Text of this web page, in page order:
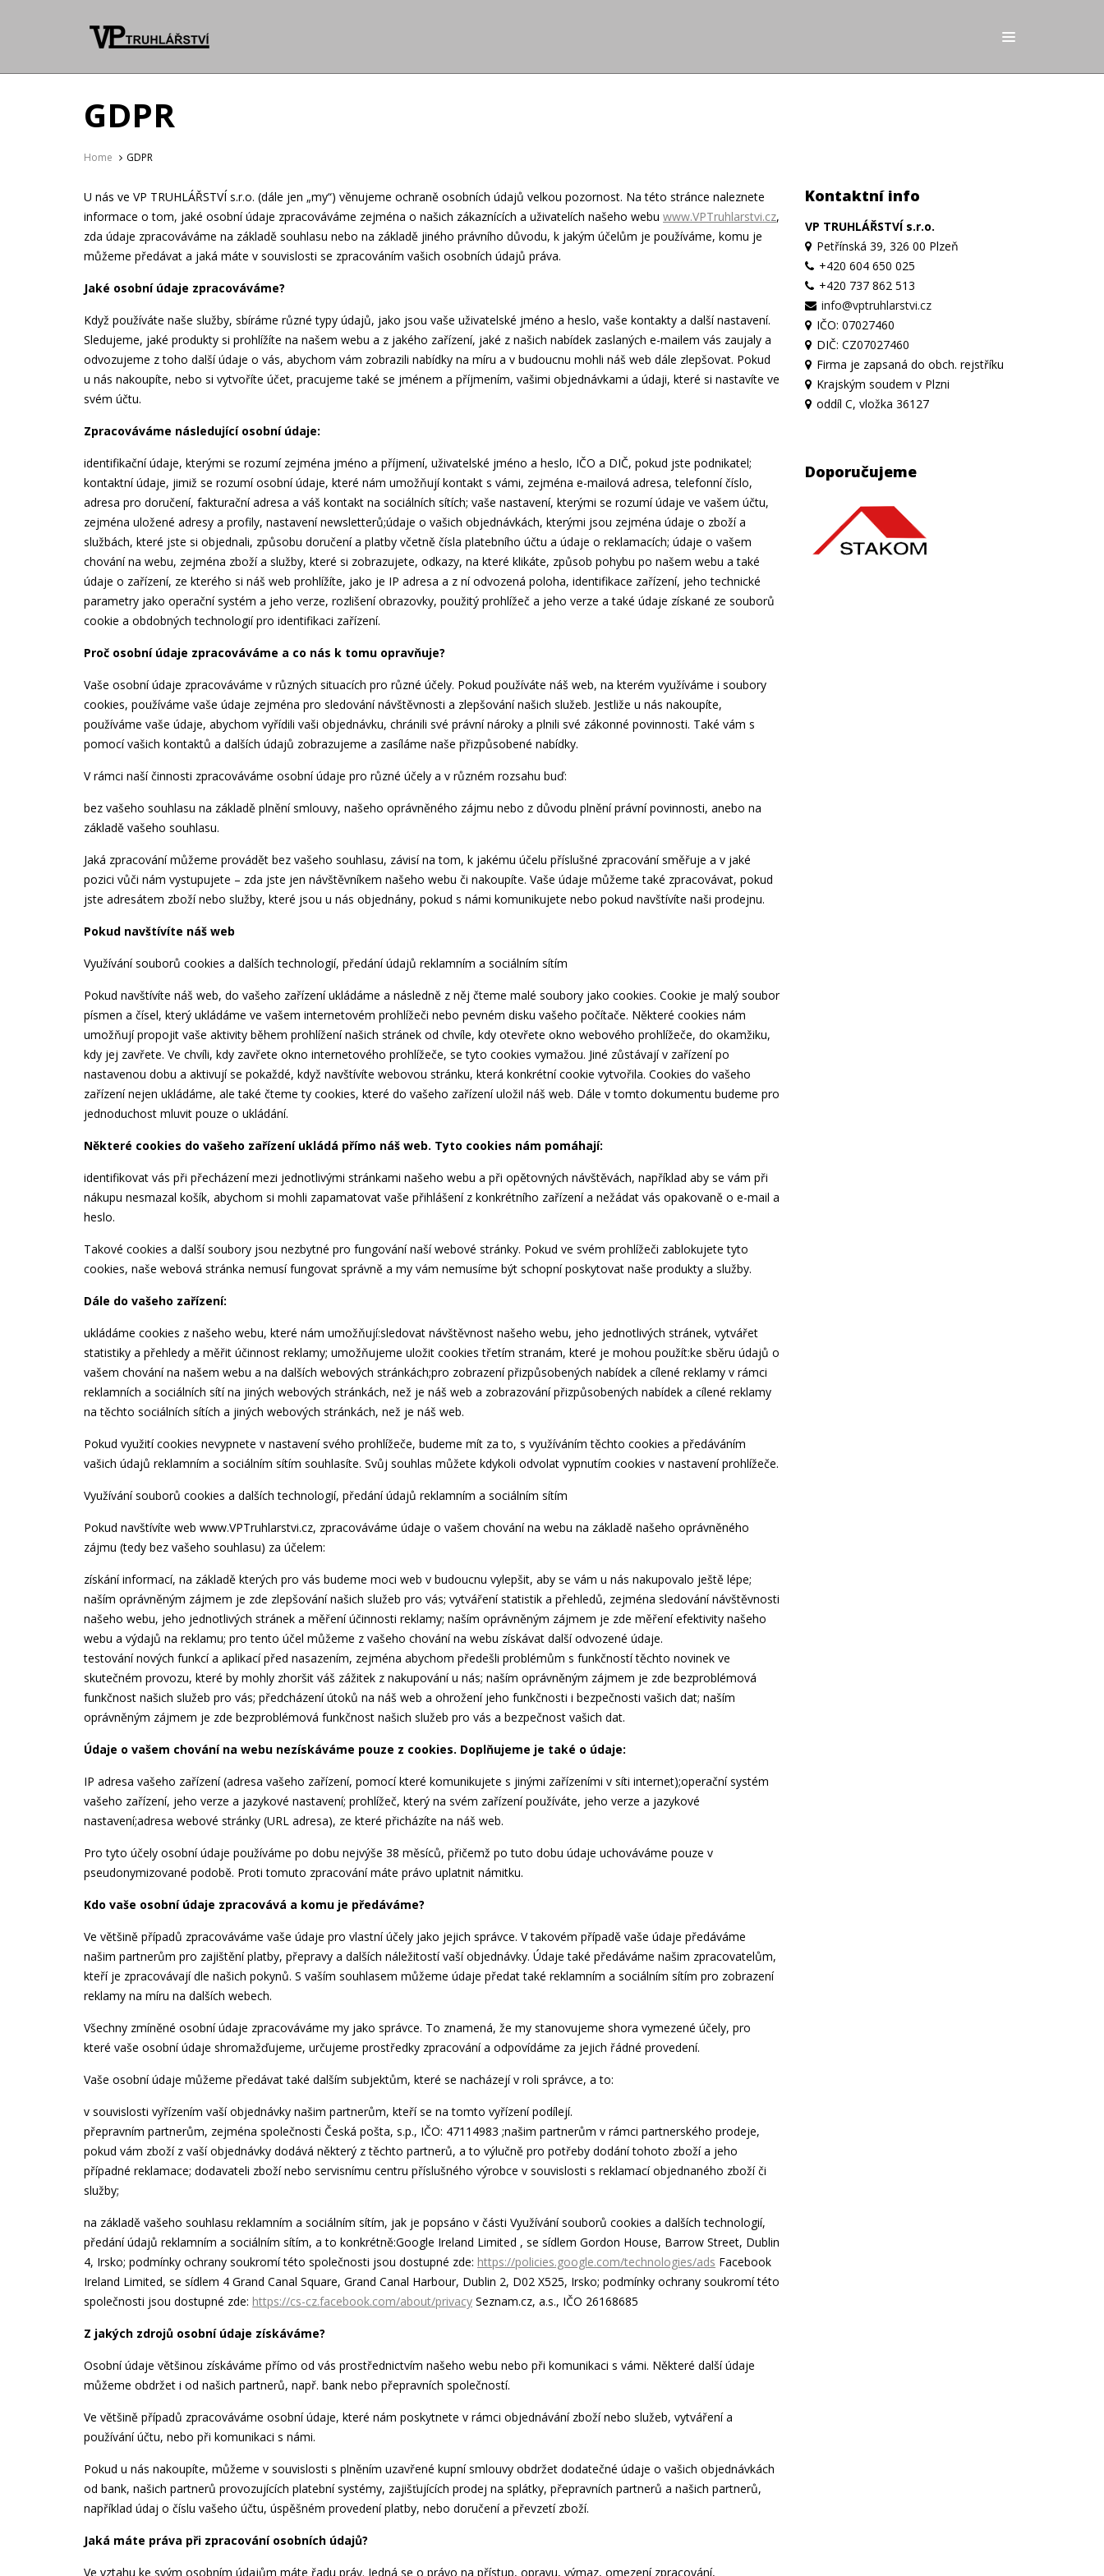
GDPR
Home GDPR
U nás ve VP TRUHLÁŘSTVÍ s.r.o. (dále jen „my“) věnujeme ochraně osobních údajů velkou pozornost. Na této stránce naleznete
informace o tom, jaké osobní údaje zpracováváme zejména o našich zákaznících a uživatelích našeho webu www.VPTruhlarstvi.cz,
zda údaje zpracováváme na základě souhlasu nebo na základě jiného právního důvodu, k jakým účelům je používáme, komu je
můžeme předávat a jaká máte v souvislosti se zpracováním vašich osobních údajů práva.
Jaké osobní údaje zpracováváme?
Když používáte naše služby, sbíráme různé typy údajů, jako jsou vaše uživatelské jméno a heslo, vaše kontakty a další nastavení.
Sledujeme, jaké produkty si prohlížíte na našem webu a z jakého zařízení, jaké z našich nabídek zaslaných e-mailem vás zaujaly a
odvozujeme z toho další údaje o vás, abychom vám zobrazili nabídky na míru a v budoucnu mohli náš web dále zlepšovat. Pokud
u nás nakoupíte, nebo si vytvoříte účet, pracujeme také se jménem a příjmením, vašimi objednávkami a údaji, které si nastavíte ve
svém účtu.
Zpracováváme následující osobní údaje:
identifikační údaje, kterými se rozumí zejména jméno a příjmení, uživatelské jméno a heslo, IČO a DIČ, pokud jste podnikatel;
kontaktní údaje, jimiž se rozumí osobní údaje, které nám umožňují kontakt s vámi, zejména e-mailová adresa, telefonní číslo,
adresa pro doručení, fakturační adresa a váš kontakt na sociálních sítích; vaše nastavení, kterými se rozumí údaje ve vašem účtu,
zejména uložené adresy a profily, nastavení newsletterů;údaje o vašich objednávkách, kterými jsou zejména údaje o zboží a
službách, které jste si objednali, způsobu doručení a platby včetně čísla platebního účtu a údaje o reklamacích; údaje o vašem
chování na webu, zejména zboží a služby, které si zobrazujete, odkazy, na které klikáte, způsob pohybu po našem webu a také
údaje o zařízení, ze kterého si náš web prohlížíte, jako je IP adresa a z ní odvozená poloha, identifikace zařízení, jeho technické
parametry jako operační systém a jeho verze, rozlišení obrazovky, použitý prohlížeč a jeho verze a také údaje získané ze souborů
cookie a obdobných technologií pro identifikaci zařízení.
Proč osobní údaje zpracováváme a co nás k tomu opravňuje?
Vaše osobní údaje zpracováváme v různých situacích pro různé účely. Pokud používáte náš web, na kterém využíváme i soubory
cookies, používáme vaše údaje zejména pro sledování návštěvnosti a zlepšování našich služeb. Jestliže u nás nakoupíte,
používáme vaše údaje, abychom vyřídili vaši objednávku, chránili své právní nároky a plnili své zákonné povinnosti. Také vám s
pomocí vašich kontaktů a dalších údajů zobrazujeme a zasíláme naše přizpůsobené nabídky.
V rámci naší činnosti zpracováváme osobní údaje pro různé účely a v různém rozsahu buď:
bez vašeho souhlasu na základě plnění smlouvy, našeho oprávněného zájmu nebo z důvodu plnění právní povinnosti, anebo na
základě vašeho souhlasu.
Jaká zpracování můžeme provádět bez vašeho souhlasu, závisí na tom, k jakému účelu příslušné zpracování směřuje a v jaké
pozici vůči nám vystupujete – zda jste jen návštěvníkem našeho webu či nakoupíte. Vaše údaje můžeme také zpracovávat, pokud
jste adresátem zboží nebo služby, které jsou u nás objednány, pokud s námi komunikujete nebo pokud navštívíte naši prodejnu.
Pokud navštívíte náš web
Využívání souborů cookies a dalších technologií, předání údajů reklamním a sociálním sítím
Pokud navštívíte náš web, do vašeho zařízení ukládáme a následně z něj čteme malé soubory jako cookies. Cookie je malý soubor
písmen a čísel, který ukládáme ve vašem internetovém prohlížeči nebo pevném disku vašeho počítače. Některé cookies nám
umožňují propojit vaše aktivity během prohlížení našich stránek od chvíle, kdy otevřete okno webového prohlížeče, do okamžiku,
kdy jej zavřete. Ve chvíli, kdy zavřete okno internetového prohlížeče, se tyto cookies vymažou. Jiné zůstávají v zařízení po
nastavenou dobu a aktivují se pokaždé, když navštívíte webovou stránku, která konkrétní cookie vytvořila. Cookies do vašeho
zařízení nejen ukládáme, ale také čteme ty cookies, které do vašeho zařízení uložil náš web. Dále v tomto dokumentu budeme pro
jednoduchost mluvit pouze o ukládání.
Některé cookies do vašeho zařízení ukládá přímo náš web. Tyto cookies nám pomáhají:
identifikovat vás při přecházení mezi jednotlivými stránkami našeho webu a při opětovných návštěvách, například aby se vám při
nákupu nesmazal košík, abychom si mohli zapamatovat vaše přihlášení z konkrétního zařízení a nežádat vás opakovaně o e-mail a
heslo.
Takové cookies a další soubory jsou nezbytné pro fungování naší webové stránky. Pokud ve svém prohlížeči zablokujete tyto
cookies, naše webová stránka nemusí fungovat správně a my vám nemusíme být schopní poskytovat naše produkty a služby.
Dále do vašeho zařízení:
ukládáme cookies z našeho webu, které nám umožňují:sledovat návštěvnost našeho webu, jeho jednotlivých stránek, vytvářet
statistiky a přehledy a měřit účinnost reklamy; umožňujeme uložit cookies třetím stranám, které je mohou použít:ke sběru údajů o
vašem chování na našem webu a na dalších webových stránkách;pro zobrazení přizpůsobených nabídek a cílené reklamy v rámci
reklamních a sociálních sítí na jiných webových stránkách, než je náš web a zobrazování přizpůsobených nabídek a cílené reklamy
na těchto sociálních sítích a jiných webových stránkách, než je náš web.
Pokud využití cookies nevypnete v nastavení svého prohlížeče, budeme mít za to, s využíváním těchto cookies a předáváním
vašich údajů reklamním a sociálním sítím souhlasíte. Svůj souhlas můžete kdykoli odvolat vypnutím cookies v nastavení prohlížeče.
Využívání souborů cookies a dalších technologií, předání údajů reklamním a sociálním sítím
Pokud navštívíte web www.VPTruhlarstvi.cz, zpracováváme údaje o vašem chování na webu na základě našeho oprávněného
zájmu (tedy bez vašeho souhlasu) za účelem:
získání informací, na základě kterých pro vás budeme moci web v budoucnu vylepšit, aby se vám u nás nakupovalo ještě lépe;
naším oprávněným zájmem je zde zlepšování našich služeb pro vás; vytváření statistik a přehledů, zejména sledování návštěvnosti
našeho webu, jeho jednotlivých stránek a měření účinnosti reklamy; naším oprávněným zájmem je zde měření efektivity našeho
webu a výdajů na reklamu; pro tento účel můžeme z vašeho chování na webu získávat další odvozené údaje.
testování nových funkcí a aplikací před nasazením, zejména abychom předešli problémům s funkčností těchto novinek ve
skutečném provozu, které by mohly zhoršit váš zážitek z nakupování u nás; naším oprávněným zájmem je zde bezproblémová
funkčnost našich služeb pro vás; předcházení útoků na náš web a ohrožení jeho funkčnosti i bezpečnosti vašich dat; naším
oprávněným zájmem je zde bezproblémová funkčnost našich služeb pro vás a bezpečnost vašich dat.
Údaje o vašem chování na webu nezískáváme pouze z cookies. Doplňujeme je také o údaje:
IP adresa vašeho zařízení (adresa vašeho zařízení, pomocí které komunikujete s jinými zařízeními v síti internet);operační systém
vašeho zařízení, jeho verze a jazykové nastavení; prohlížeč, který na svém zařízení používáte, jeho verze a jazykové
nastavení;adresa webové stránky (URL adresa), ze které přicházíte na náš web.
Pro tyto účely osobní údaje používáme po dobu nejvýše 38 měsíců, přičemž po tuto dobu údaje uchováváme pouze v
pseudonymizované podobě. Proti tomuto zpracování máte právo uplatnit námitku.
Kdo vaše osobní údaje zpracovává a komu je předáváme?
Ve většině případů zpracováváme vaše údaje pro vlastní účely jako jejich správce. V takovém případě vaše údaje předáváme
našim partnerům pro zajištění platby, přepravy a dalších náležitostí vaší objednávky. Údaje také předáváme našim zpracovatelům,
kteří je zpracovávají dle našich pokynů. S vaším souhlasem můžeme údaje předat také reklamním a sociálním sítím pro zobrazení
reklamy na míru na dalších webech.
Všechny zmíněné osobní údaje zpracováváme my jako správce. To znamená, že my stanovujeme shora vymezené účely, pro
které vaše osobní údaje shromažďujeme, určujeme prostředky zpracování a odpovídáme za jejich řádné provedení.
Vaše osobní údaje můžeme předávat také dalším subjektům, které se nacházejí v roli správce, a to:
v souvislosti vyřízením vaší objednávky našim partnerům, kteří se na tomto vyřízení podílejí.
přepravním partnerům, zejména společnosti Česká pošta, s.p., IČO: 47114983 ;našim partnerům v rámci partnerského prodeje,
pokud vám zboží z vaší objednávky dodává některý z těchto partnerů, a to výlučně pro potřeby dodání tohoto zboží a jeho
případné reklamace; dodavateli zboží nebo servisnímu centru příslušného výrobce v souvislosti s reklamací objednaného zboží či
služby;
na základě vašeho souhlasu reklamním a sociálním sítím, jak je popsáno v části Využívání souborů cookies a dalších technologií,
předání údajů reklamním a sociálním sítím, a to konkrétně:Google Ireland Limited , se sídlem Gordon House, Barrow Street, Dublin
4, Irsko; podmínky ochrany soukromí této společnosti jsou dostupné zde: https://policies.google.com/technologies/ads Facebook
Ireland Limited, se sídlem 4 Grand Canal Square, Grand Canal Harbour, Dublin 2, D02 X525, Irsko; podmínky ochrany soukromí této
společnosti jsou dostupné zde: https://cs-cz.facebook.com/about/privacy Seznam.cz, a.s., IČO 26168685
Z jakých zdrojů osobní údaje získáváme?
Osobní údaje většinou získáváme přímo od vás prostřednictvím našeho webu nebo při komunikaci s vámi. Některé další údaje
můžeme obdržet i od našich partnerů, např. bank nebo přepravních společností.
Ve většině případů zpracováváme osobní údaje, které nám poskytnete v rámci objednávání zboží nebo služeb, vytváření a
používání účtu, nebo při komunikaci s námi.
Pokud u nás nakoupíte, můžeme v souvislosti s plněním uzavřené kupní smlouvy obdržet dodatečné údaje o vašich objednávkách
od bank, našich partnerů provozujících platební systémy, zajišťujících prodej na splátky, přepravních partnerů a našich partnerů,
například údaj o číslu vašeho účtu, úspěšném provedení platby, nebo doručení a převzetí zboží.
Jaká máte práva při zpracování osobních údajů?
Ve vztahu ke svým osobním údajům máte řadu práv. Jedná se o právo na přístup, opravu, výmaz, omezení zpracování,
Kontaktní info
VP TRUHLÁŘSTVÍ s.r.o.
Petřínská 39, 326 00 Plzeň
+420 604 650 025
+420 737 862 513
info@vptruhlarstvi.cz
IČO: 07027460
DIČ: CZ07027460
Firma je zapsaná do obch. rejstříku
Krajským soudem v Plzni
oddíl C, vložka 36127
Doporučujeme